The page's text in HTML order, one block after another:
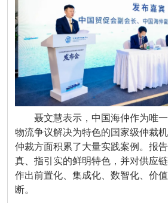
聂文慧表示，中国海仲作为唯
物流争议解决为特色的国家级仲裁
仲裁方面积累了大量实践案例。报
真、指引实的鲜明特色，并对供应
作出前置化、集成化、数智化、价
断。